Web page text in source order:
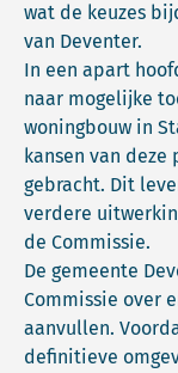
wat de keuzes
van Deventer.
In een apart
naar mogelijke
woningbouw in
kansen van
gebracht. Dit
verdere
de Commissie.
De gemeente
Commissie over
aanvullen.
definitieve